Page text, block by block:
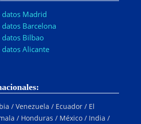
datos Madrid
Barcelona
datos Bilbao
datos Alicante
/ Venezuela / Ecuador / El
/ Honduras / México / India /